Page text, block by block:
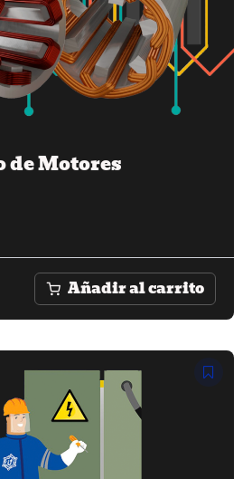
de Motores
Añadir al carrito